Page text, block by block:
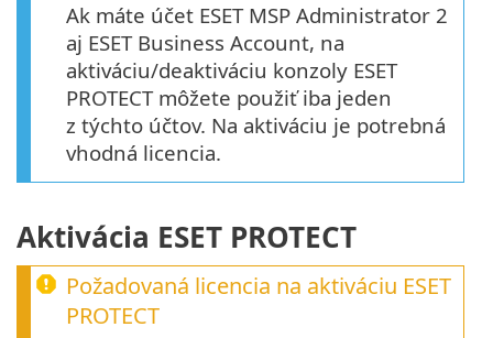
Ak máte účet ESET MSP Administrator 2
aj ESET Business Account, na
aktiváciu/deaktiváciu konzoly ESET
PROTECT môžete použiť iba jeden
z týchto účtov. Na aktiváciu je potrebná
vhodná licencia.
Aktivácia ESET PROTECT
Požadovaná licencia na aktiváciu ESET
PROTECT